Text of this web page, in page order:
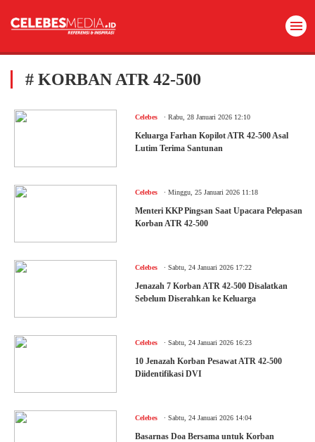
# KORBAN ATR 42-500
Celebes Rabu, 28 Januari 2026 12:10
Keluarga Farhan Kopilot ATR 42-500 Asal
Lutim Terima Santunan
Celebes Minggu, 25 Januari 2026 11:18
Menteri KKP Pingsan Saat Upacara Pelepasan
Korban ATR 42-500
Celebes Sabtu, 24 Januari 2026 17:22
Jenazah 7 Korban ATR 42-500 Disalatkan
Sebelum Diserahkan ke Keluarga
Celebes Sabtu, 24 Januari 2026 16:23
10 Jenazah Korban Pesawat ATR 42-500
Diidentifikasi DVI
Celebes Sabtu, 24 Januari 2026 14:04
Basarnas Doa Bersama untuk Korban